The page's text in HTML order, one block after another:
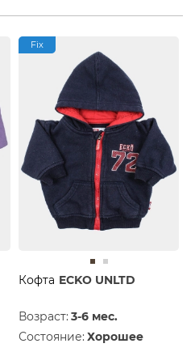
Fix
Кофта ECKO UNLTD
Возраст: 3-6 мес.
Состояние: Хорошее